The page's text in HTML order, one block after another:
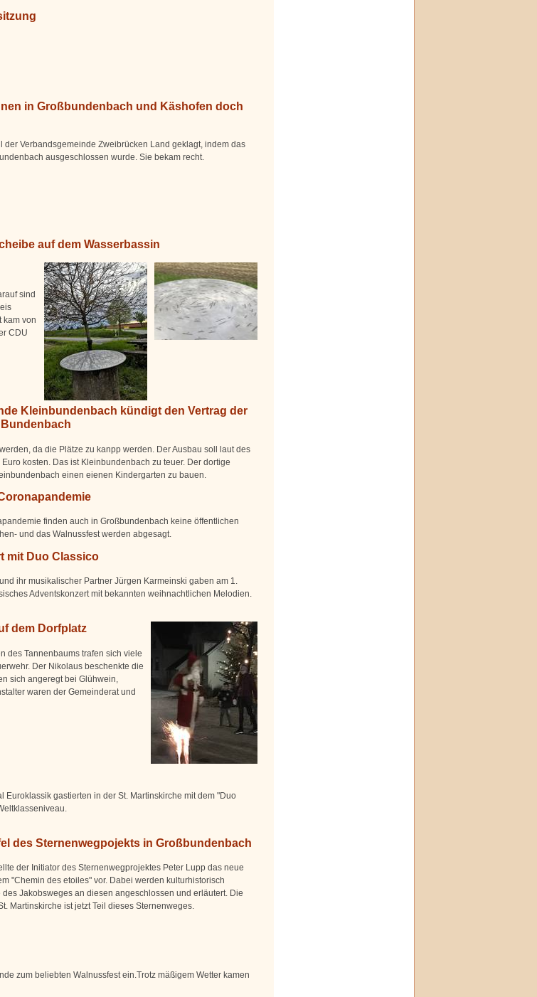
in Großbundenbach und Käshofen doch
der Verbandsgemeinde Zweibrücken Land geklagt, indem das
ausgeschlossen wurde. Sie bekam recht.
auf dem Wasserbassin
sind
kam von
CDU
Kleinbundenbach kündigt den Vertrag der
da die Plätze zu kanpp werden. Der Ausbau soll laut des
kosten. Das ist Kleinbundenbach zu teuer. Der dortige
einen eienen Kindergarten zu bauen.
finden auch in Großbundenbach keine öffentlichen
und das Walnussfest werden abgesagt.
mit Duo Classico
ihr musikalischer Partner Jürgen Karmeinski gaben am 1.
Adventskonzert mit bekannten weihnachtlichen Melodien.
dem Dorfplatz
des Tannenbaums trafen sich viele
Der Nikolaus beschenkte die
sich angeregt bei Glühwein,
waren der Gemeinderat und
Euroklassik gastierten in der St. Martinskirche mit dem "Duo
des Sternenwegpojekts in Großbundenbach
der Initiator des Sternenwegprojektes Peter Lupp das neue
"Chemin des etoiles" vor. Dabei werden kulturhistorisch
Jakobsweges an diesen angeschlossen und erläutert. Die
Martinskirche ist jetzt Teil dieses Sternenweges.
zum beliebten Walnussfest ein.Trotz mäßigem Wetter kamen